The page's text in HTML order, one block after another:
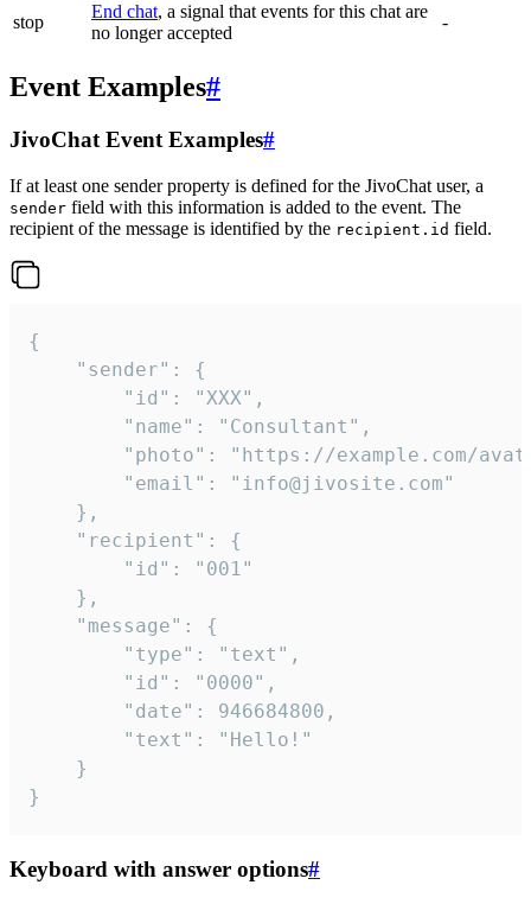
stop
End chat, a signal that events for this chat are
no longer accepted
-
Event Examples#
JivoChat Event Examples#
If at least one sender property is defined for the JivoChat user, a
sender field with this information is added to the event. The
recipient of the message is identified by the recipient.id field.
{
}
Keyboard with answer options#